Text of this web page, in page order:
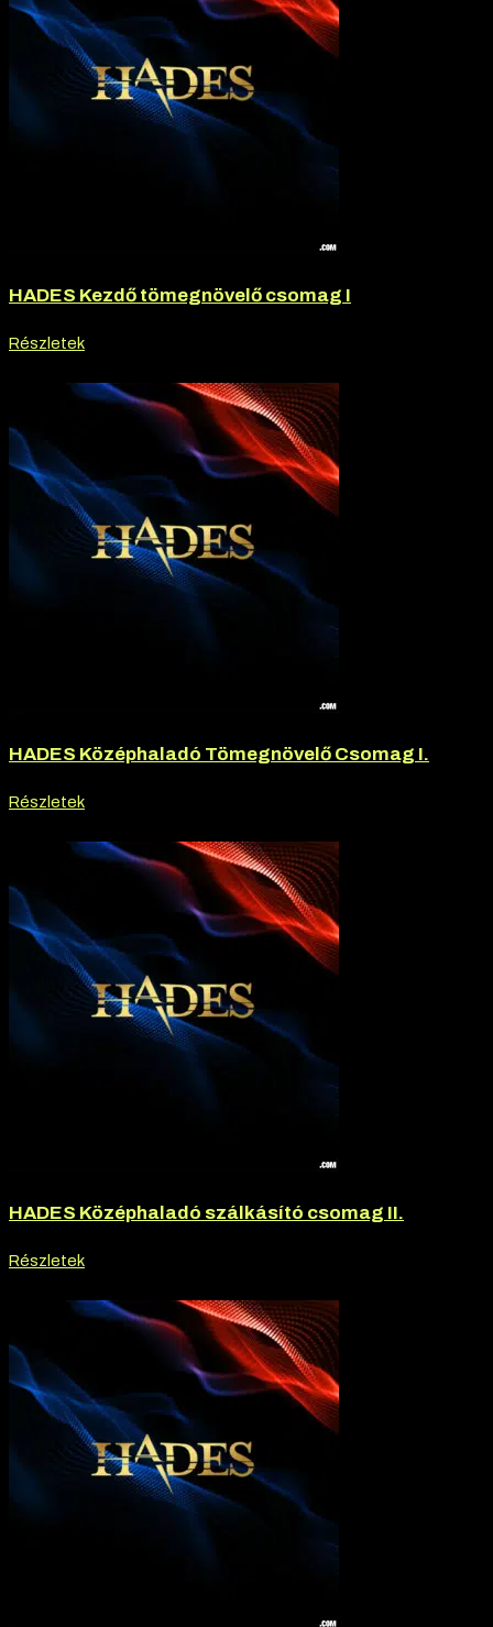
HADES Kezdő tömegnövelő csomag I
Részletek
HADES Középhaladó Tömegnövelő Csomag I.
Részletek
HADES Középhaladó szálkásító csomag II.
Részletek